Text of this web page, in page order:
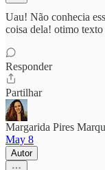
Uau! Não conhecia
coisa dela! otimo texto
Responder
Partilhar
Margarida Pires
May 8
Autor